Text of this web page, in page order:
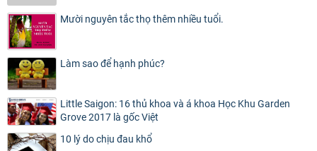
Mười nguyên tắc thọ thêm nhiều tuổi.
Làm sao để hạnh phúc?
Little Saigon: 16 thủ khoa và á khoa Học Khu Garden
Grove 2017 là gốc Việt
10 lý do chịu đau khổ